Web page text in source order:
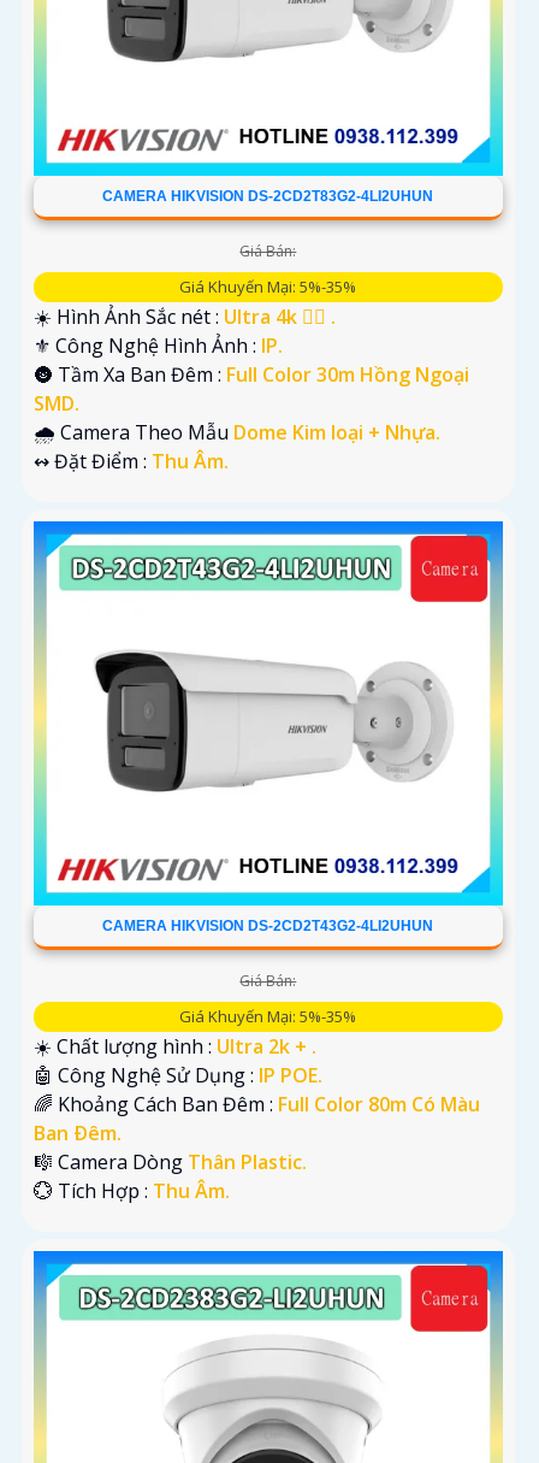
CAMERA HIKVISION DS-2CD2T83G2-4LI2UHUN
Giá Bán:
Giá Khuyến Mại: 5%-35%
☀️ Hình Ảnh Sắc nét : Ultra 4k 👍🏾 .
⚜️ Công Nghệ Hình Ảnh : IP.
🌚 Tầm Xa Ban Đêm : Full Color 30m Hồng Ngoại
SMD.
🌧️ Camera Theo Mẫu Dome Kim loại + Nhựa.
️↭ Đặt Điểm : Thu Âm.
CAMERA HIKVISION DS-2CD2T43G2-4LI2UHUN
Giá Bán:
Giá Khuyến Mại: 5%-35%
☀️ Chất lượng hình : Ultra 2k + .
🤖️ Công Nghệ Sử Dụng : IP POE.
🌈 Khoảng Cách Ban Đêm : Full Color 80m Có Màu
Ban Ðêm.
🎼️ Camera Dòng Thân Plastic.
️💮 Tích Hợp : Thu Âm.